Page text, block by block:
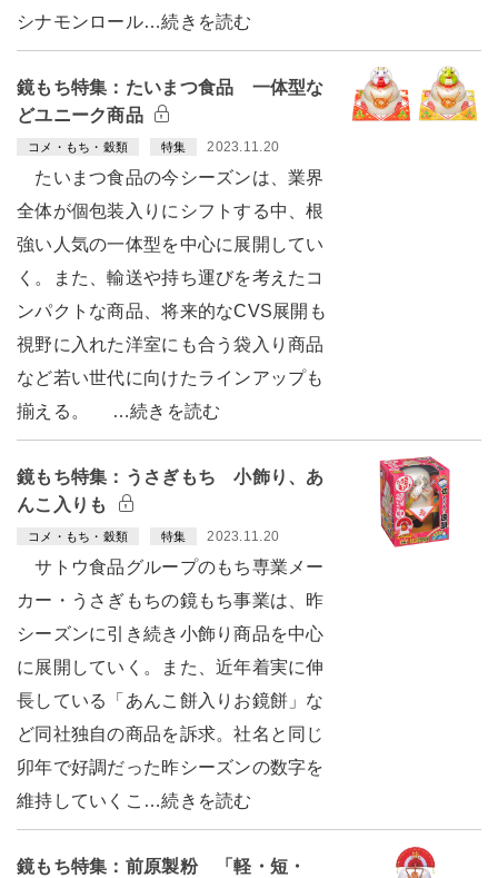
シナモンロール…続きを読む
鏡もち特集：たいまつ食品 一体型な
どユニーク商品
コメ・もち・穀類 特集 2023.11.20
たいまつ食品の今シーズンは、業界
全体が個包装入りにシフトする中、根
強い人気の一体型を中心に展開してい
く。また、輸送や持ち運びを考えたコ
ンパクトな商品、将来的なCVS展開も
視野に入れた洋室にも合う袋入り商品
など若い世代に向けたラインアップも
揃える。 …続きを読む
鏡もち特集：うさぎもち 小飾り、あ
んこ入りも
コメ・もち・穀類 特集 2023.11.20
サトウ食品グループのもち専業メー
カー・うさぎもちの鏡もち事業は、昨
シーズンに引き続き小飾り商品を中心
に展開していく。また、近年着実に伸
長している「あんこ餅入りお鏡餅」な
ど同社独自の商品を訴求。社名と同じ
卯年で好調だった昨シーズンの数字を
維持していくこ…続きを読む
鏡もち特集：前原製粉 「軽・短・